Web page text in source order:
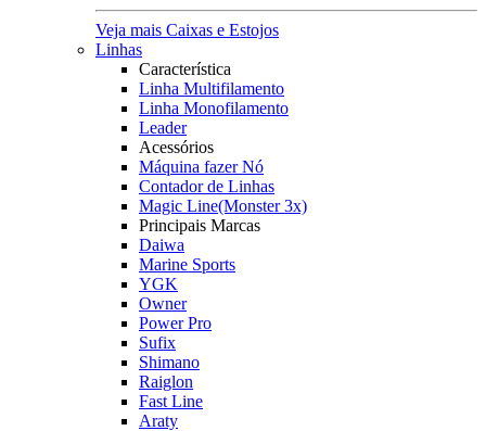
Veja mais Caixas e Estojos
Linhas
Característica
Linha Multifilamento
Linha Monofilamento
Leader
Acessórios
Máquina fazer Nó
Contador de Linhas
Magic Line(Monster 3x)
Principais Marcas
Daiwa
Marine Sports
YGK
Owner
Power Pro
Sufix
Shimano
Raiglon
Fast Line
Araty